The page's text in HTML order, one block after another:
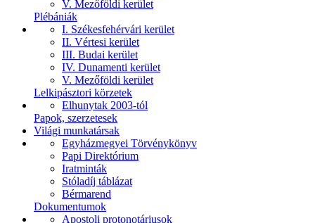
V. Mezőföldi kerület
Plébániák
I. Székesfehérvári kerület
II. Vértesi kerület
III. Budai kerület
IV. Dunamenti kerület
V. Mezőföldi kerület
Lelkipásztori körzetek
Elhunytak 2003-tól
Papok, szerzetesek
Világi munkatársak
Egyházmegyei Törvénykönyv
Papi Direktórium
Iratminták
Stóladíj táblázat
Bérmarend
Dokumentumok
Apostoli protonotáriusok